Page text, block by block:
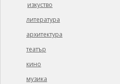
изкуство
литература
архитектура
театър
кино
музика